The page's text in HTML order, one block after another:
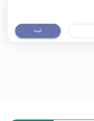
ثبت